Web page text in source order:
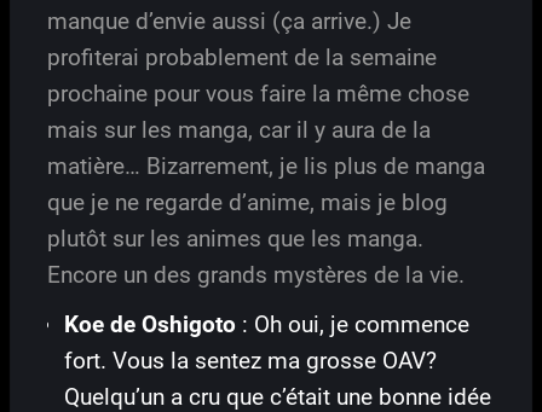
manque d’envie aussi (ça arrive.) Je
profiterai probablement de la semaine
prochaine pour vous faire la même chose
mais sur les manga, car il y aura de la
matière… Bizarrement, je lis plus de manga
que je ne regarde d’anime, mais je blog
plutôt sur les animes que les manga.
Encore un des grands mystères de la vie.
Koe de Oshigoto : Oh oui, je commence
fort. Vous la sentez ma grosse OAV?
Quelqu’un a cru que c’était une bonne idée